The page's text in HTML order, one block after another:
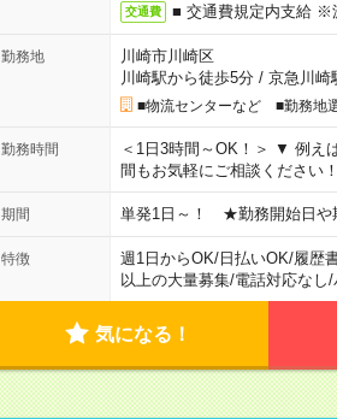
交通費 ■ 交通費規定内支給 ※
勤務地
川崎市川崎区
川崎駅から徒歩5分/ 京急川崎
■物流センターなど ■勤務地
勤務時間
＜1日3時間～OK！＞ ▼ 例え
間もお気軽にご相談ください！
期間 単発1日～！ ★勤務開始日や
特徴 週1日からOK/日払いOK/履歴
以上の大量募集/電話対応なし/
気になる！